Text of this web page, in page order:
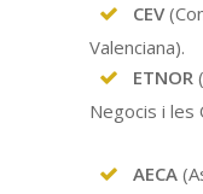
CEV
Valenciana).
ETNOR
Negocis i les
AECA